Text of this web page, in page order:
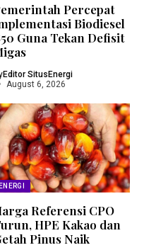
Percepat
Biodiesel
Guna Tekan Defisit
Editor SitusEnergi
August 6, 2026
ENERGI
Referensi CPO
HPE Kakao dan
Pinus Naik